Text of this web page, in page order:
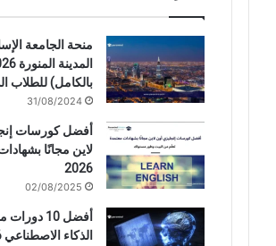
منحة الجامعة
بالكامل) للطلاب
31/08/2024
أفضل كورسات
لاين مجانًا
2026
02/08/2025
أفضل 10